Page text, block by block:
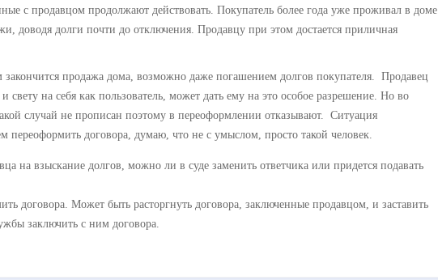
с продавцом продолжают действовать. Покупатель более года уже проживал в доме
доводя долги почти до отключения. Продавцу при этом достается приличная
продажа дома, возможно даже погашением долгов покупателя. Продавец
свету на себя как пользователь, может дать ему на это особое разрешение. Но во
случай не прописан поэтому в переоформлении отказывают. Ситуация
переоформить договора, думаю, что не с умыслом, просто такой человек.
на взыскание долгов, можно ли в суде заменить ответчика или придется подавать
договора. Может быть расторгнуть договора, заключенные продавцом, и заставить
заключить с ним договора.